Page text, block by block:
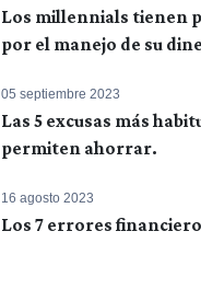
Los millennials tienen
por el manejo de su
05 septiembre 2023
Las 5 excusas más
permiten ahorrar.
16 agosto 2023
Los 7 errores